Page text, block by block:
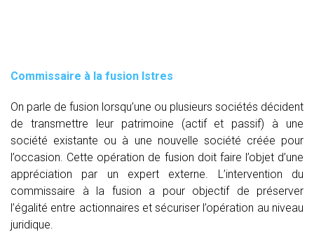
Commissaire à la fusion Istres
On parle de fusion lorsqu’une ou plusieurs sociétés décident
de transmettre leur patrimoine (actif et passif) à une
société existante ou à une nouvelle société créée pour
l’occasion. Cette opération de fusion doit faire l’objet d’une
appréciation par un expert externe. L’intervention du
commissaire à la fusion
a pour objectif de préserver
l’égalité entre actionnaires et sécuriser l’opération au niveau
juridique.